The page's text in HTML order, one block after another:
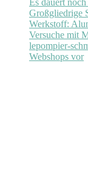
Großgliedrige
Werkstoff:
Versuche mit
lepompier-
Webshops vor